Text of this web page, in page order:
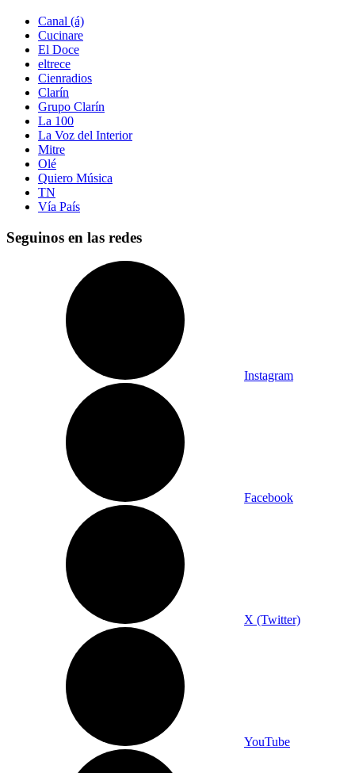
Canal (á)
Cucinare
El Doce
eltrece
Cienradios
Clarín
Grupo Clarín
La 100
La Voz del Interior
Mitre
Olé
Quiero Música
TN
Vía País
Seguinos en las redes
Instagram
Facebook
X (Twitter)
YouTube